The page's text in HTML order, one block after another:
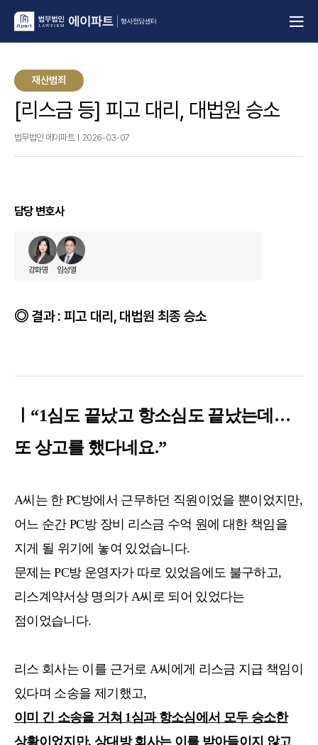
재산범죄
[리스금 등] 피고 대리, 대법원 승소
법무법인 에이파트 2026-03-07
담당 변호사
강화영 임성열
결과 : 피고 대리, 대법원 최종 승소
ㅣ“1심도 끝났고 항소심도 끝났는데…
또 상고를 했다네요.”
A씨는 한 PC방에서 근무하던 직원이었을 뿐이었지만,
어느 순간 PC방 장비 리스금 수억 원에 대한 책임을
지게 될 위기에 놓여 있었습니다.
문제는 PC방 운영자가 따로 있었음에도 불구하고,
리스계약서상 명의가 A씨로 되어 있었다는
점이었습니다.
리스 회사는 이를 근거로 A씨에게 리스금 지급 책임이
있다며 소송을 제기했고,
이미 긴 소송을 거쳐 1심과 항소심에서 모두 승소한
상황이었지만, 상대방 회사는 이를 받아들이지 않고